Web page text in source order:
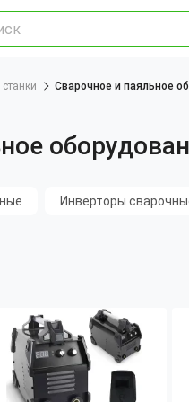
Сварочное и паяльное
Инверторы